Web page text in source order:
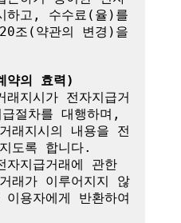
하고, 수수료(율)를
조(약관의 변경)을
약의 효력)
지시가 전자지급거
절차를 대행하며,
래지시의 내용을 전
도록 합니다.
지급거래에 관한
래가 이루어지지 않
용자에게 반환하여